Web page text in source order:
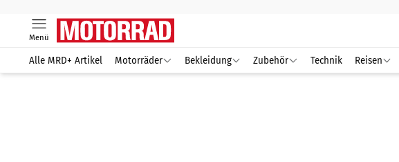
Menü
Alle MRD+ Artikel Motorräder Bekleidung Zubehör Technik Reisen